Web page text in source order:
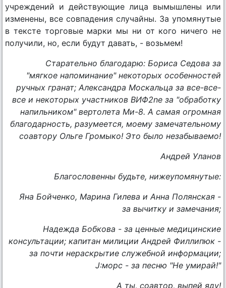
учреждений и действующие лица вымышлены или
изменены, все совпадения случайны. За упомянутые
в тексте торговые марки мы ни от кого ничего не
получили, но, если будут давать, - возьмем!
Старательно благодарю: Бориса Седова за
"мягкое напоминание" некоторых особенностей
ручных гранат; Александра Москальца за все-все-
все и некоторых участников ВИФ2ne за "обработку
напильником" вертолета Ми-8. А самая огромная
благодарность, разумеется, моему замечательному
соавтору Ольге Громыко! Это было незабываемо!
Андрей Уланов
Благословенны будьте, нижеупомянутые:
Яна Бойченко, Марина Гилева и Анна Полянская -
за вычитку и замечания;
Надежда Бобкова - за ценные медицинские
консультации; капитан милиции Андрей Филлипюк -
за почти нераскрытие служебной информации;
J:морс - за песню "Не умирай!"
А ты, соавтор, выпей яду!